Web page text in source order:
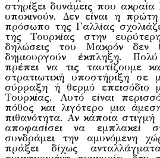
στηρίξει δυνάμεις που ακραία
υποκινούν. Δεν είναι η
πρόσωπο της Γαλλίας
της Τουρκίας στην
δηλώσεις του Μακρόν
δημιουργούν έκπληξη.
πρέπει να τις ταυτίζουμε
στρατιωτική υποστήριξη σε
σύρραξη ή θερμό επεισόδιο
Τουρκίας. Αυτό είναι
πόθος και λιγότερο μια
πιθανότητα. Αν κάποια
αποφασίσει να εμπλακεί
συνδράμει την αμυνόμενη
πράξει δίχως